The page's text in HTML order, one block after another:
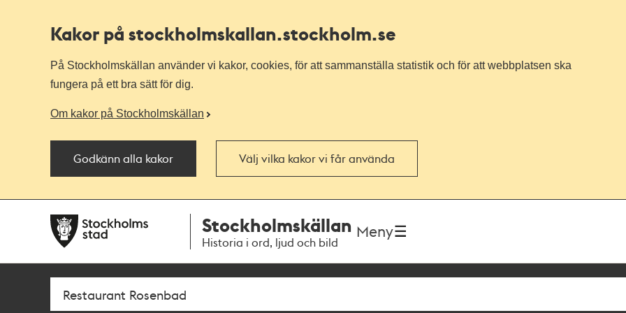
Kakor på stockholmskallan.stockholm.se
På Stockholmskällan använder vi kakor, cookies, för att sammanställa statistik och för att webbplatsen ska
fungera på ett bra sätt för dig.
Om kakor på Stockholmskällan
Godkänn alla kakor Välj vilka kakor vi får använda
navigationen
huvudinnehållet
Stockholmskällan
Historia i ord, ljud och bild
Meny
Sök